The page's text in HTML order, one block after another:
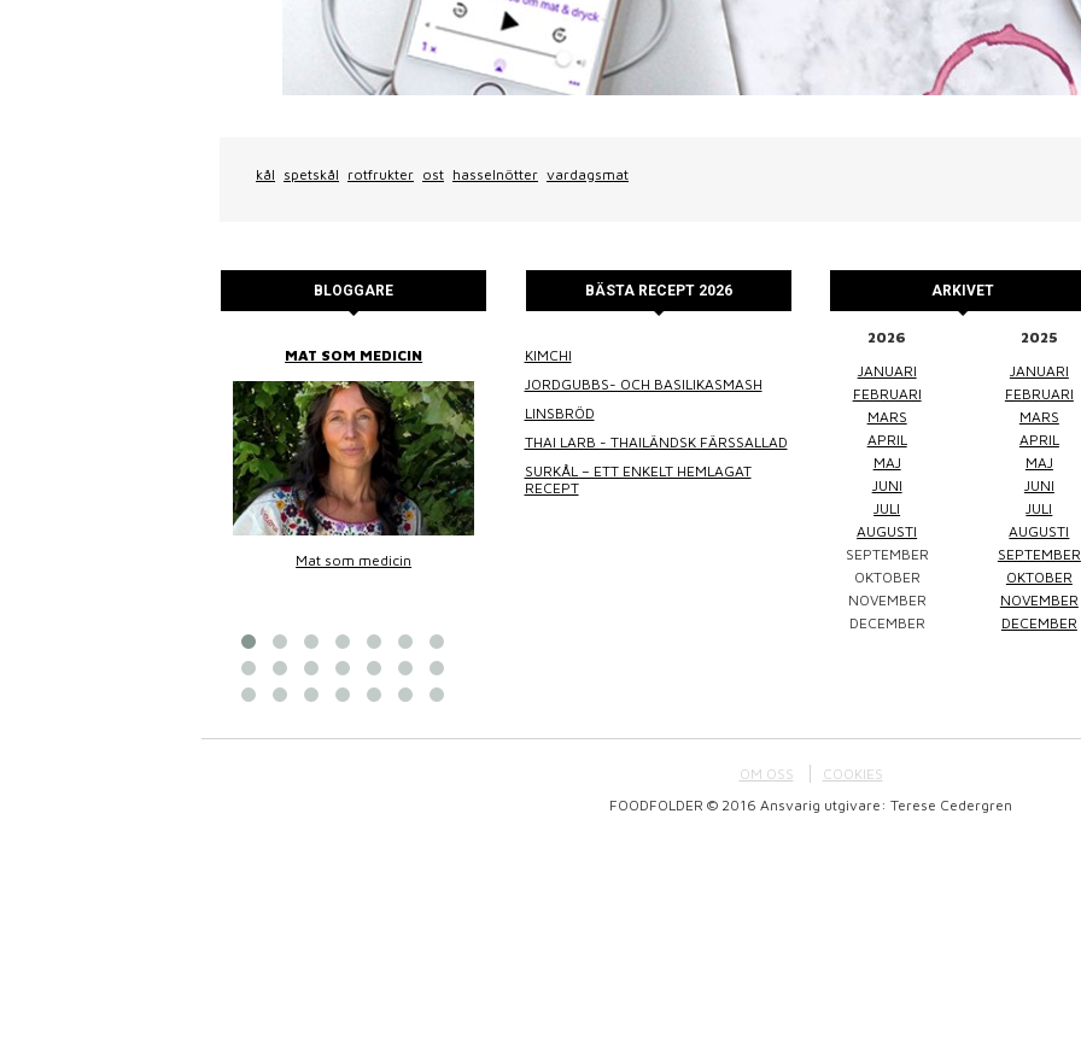
kål spetskål rotfrukter ost hasselnötter vardagsmat
BLOGGARE
MAT SOM MEDICIN
Mat som medicin
WINEFLUENCER
Elke Jung
BÄSTA RECEPT 2026
KIMCHI
JORDGUBBS- OCH BASILIKASMASH
LINSBRÖD
THAI LARB - THAILÄNDSK FÄRSSALLAD
SURKÅL – ETT ENKELT HEMLAGAT
RECEPT
ARKIVET
2026
JANUARI
FEBRUARI
MARS
APRIL
MAJ
JUNI
JULI
AUGUSTI
SEPTEMBER
OKTOBER
NOVEMBER
DECEMBER
2025
JANUARI
FEBRUARI
MARS
APRIL
MAJ
JUNI
JULI
AUGUSTI
SEPTEMBER
OKTOBER
NOVEMBER
DECEMBER
OM OSS
COOKIES
FOODFOLDER © 2016 Ansvarig utgivare: Terese Cedergren